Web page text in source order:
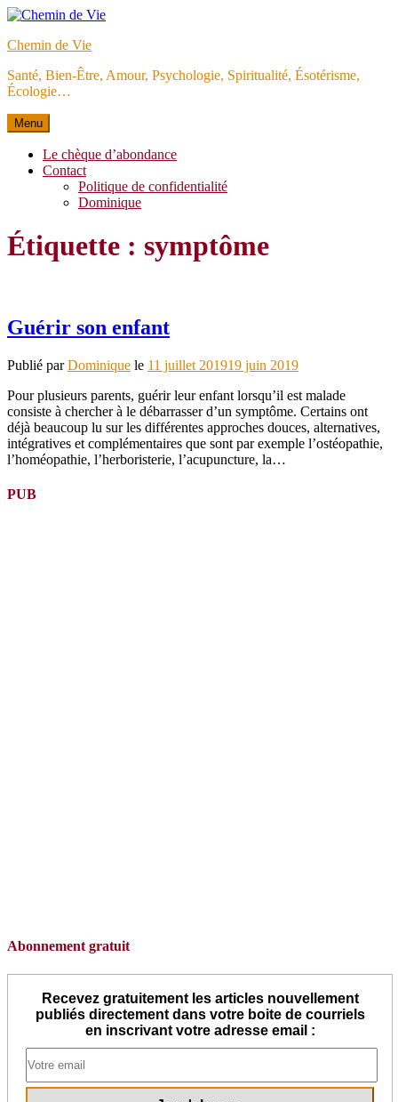
Aller
contenu
Chemin de Vie
Santé, Bien-Être, Amour, Psychologie, Spiritualité, Ésotérisme,
Écologie…
Menu
Le chèque d’abondance
Contact
Politique de confidentialité
Dominique
Étiquette : symptôme
Guérir son enfant
Publié parDominique le 11 juillet 201919 juin 2019
Pour plusieurs parents, guérir leur enfant lorsqu’il est malade
consiste à chercher à le débarrasser d’un symptôme. Certains ont
déjà beaucoup lu sur les différentes approches douces, alternatives,
intégratives et complémentaires que sont par exemple l’ostéopathie,
l’homéopathie, l’herboristerie, l’acupuncture, la…
PUB
Abonnement gratuit
Recevez gratuitement les articles nouvellement
publiés directement dans votre boite de courriels
en inscrivant votre adresse email :